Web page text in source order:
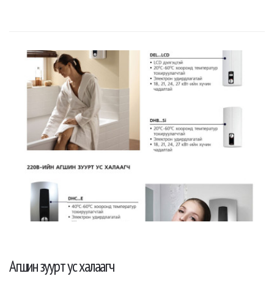
Агшин зуурт ус халаагч